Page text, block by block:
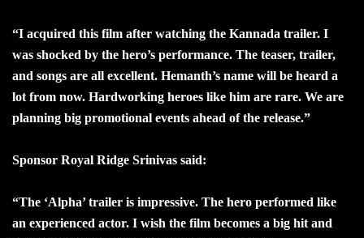
“I acquired this film after watching the Kannada trailer. I
was shocked by the hero’s performance. The teaser, trailer,
and songs are all excellent. Hemanth’s name will be heard a
lot from now. Hardworking heroes like him are rare. We are
planning big promotional events ahead of the release.”
Sponsor Royal Ridge Srinivas said:
“The ‘Alpha’ trailer is impressive. The hero performed like
an experienced actor. I wish the film becomes a big hit and